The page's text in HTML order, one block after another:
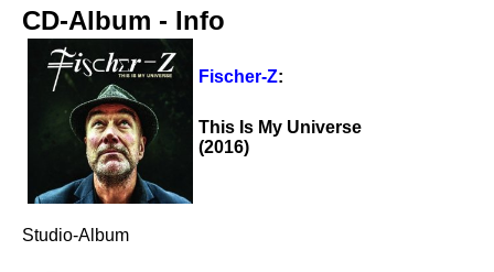
CD-Album - Info
Fischer-Z:
This Is My Universe
(2016)
Studio-Album